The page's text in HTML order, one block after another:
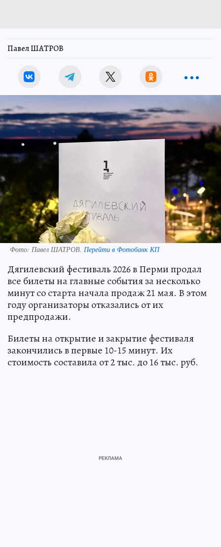
Павел ШАТРОВ
Фото: Павел ШАТРОВ. Перейти в Фотобанк КП
Дягилевский фестиваль 2026 в Перми продал
все билеты на главные события за несколько
минут со старта начала продаж 21 мая. В этом
году организаторы отказались от их
предпродажи.
Билеты на открытие и закрытие фестиваля
закончились в первые 10-15 минут. Их
стоимость составила от 2 тыс. до 16 тыс. руб.